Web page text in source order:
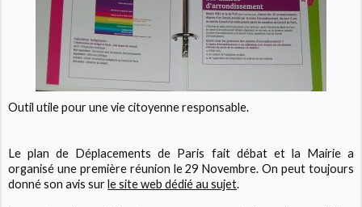
Outil utile pour une vie citoyenne responsable.
Le plan de Déplacements de Paris fait débat et la Mairie a
organisé une première réunion le 29 Novembre. On peut toujours
donné son avis surle site web dédié au sujet.